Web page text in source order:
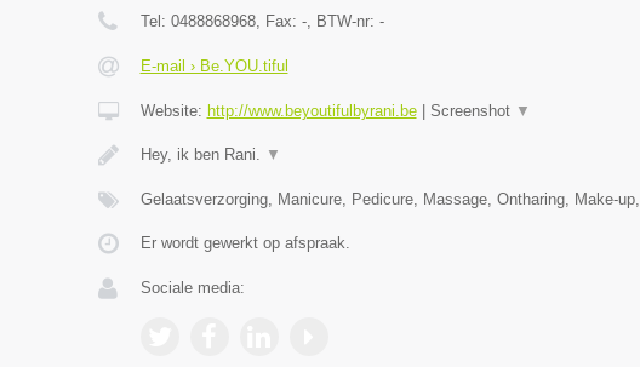
Tel: 0488868968, Fax: -, BTW-nr: -
E-mail › Be.YOU.tiful
Website: http://www.beyoutifulbyrani.be| Screenshot ▼
Hey, ik ben Rani. ▼
Gelaatsverzorging, Manicure, Pedicure, Massage, Ontharing, Make-up,
Er wordt gewerkt op afspraak.
Sociale media: